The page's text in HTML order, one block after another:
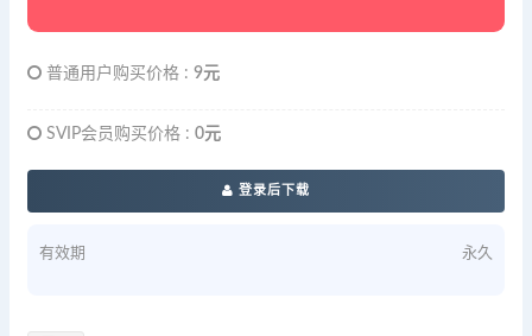
普通用户购买价格 : 9元
SVIP会员购买价格 : 0元
登录后下载
有效期 永久